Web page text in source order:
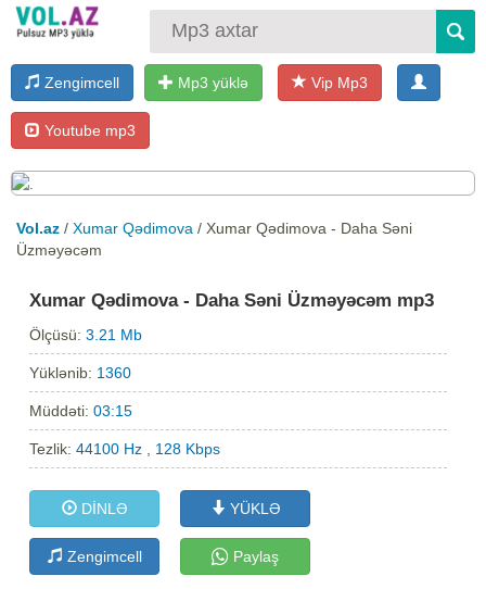
Zengimcell Mp3 yüklə Vip Mp3
Youtube mp3
Vol.az / Xumar Qədimova / Xumar Qədimova - Daha Səni
Üzməyəcəm
Xumar Qədimova - Daha Səni Üzməyəcəm mp3
Ölçüsü:3.21 Mb
Yüklənib: 1360
Müddəti:03:15
Tezlik:44100 Hz , 128 Kbps
DİNLƏ YÜKLƏ
Zengimcell Paylaş